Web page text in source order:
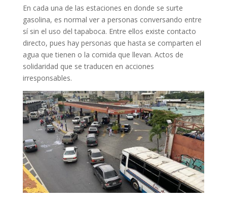
En cada una de las estaciones en donde se surte
gasolina, es normal ver a personas conversando entre
sí sin el uso del tapaboca. Entre ellos existe contacto
directo, pues hay personas que hasta se comparten el
agua que tienen o la comida que llevan. Actos de
solidaridad que se traducen en acciones
irresponsables.